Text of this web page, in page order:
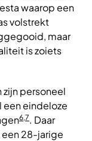
waarop een
volstrekt
maar
is zoiets
zijn personeel
eindeloze
6,7. Daar
28-jarige